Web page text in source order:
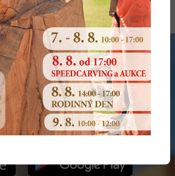
APLIKACE
moderně. Součástí je i Bystřická